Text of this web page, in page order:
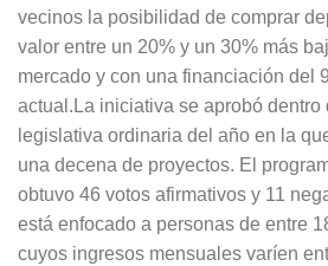
vecinos la posibilidad de comprar
valor entre un 20% y un 30% más
mercado y con una financiación del
actual.La iniciativa se aprobó dentro
legislativa ordinaria del año en la
una decena de proyectos. El
obtuvo 46 votos afirmativos y 11
está enfocado a personas de entre
cuyos ingresos mensuales varíen